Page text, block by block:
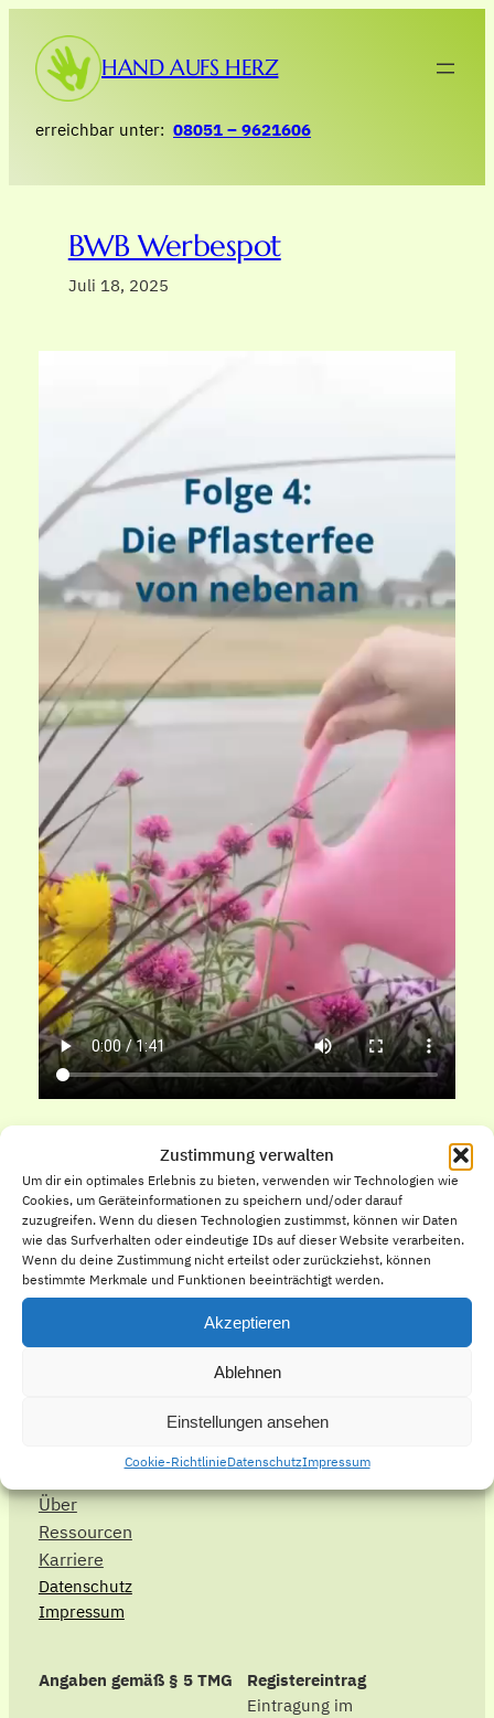
Zustimmung verwalten
Um dir ein optimales Erlebnis zu bieten, verwenden wir Technologien wie
Cookies, um Geräteinformationen zu speichern und/oder darauf
zuzugreifen. Wenn du diesen Technologien zustimmst, können wir Daten
wie das Surfverhalten oder eindeutige IDs auf dieser Website verarbeiten.
Wenn du deine Zustimmung nicht erteilst oder zurückziehst, können
bestimmte Merkmale und Funktionen beeinträchtigt werden.
Akzeptieren
Ablehnen
Einstellungen ansehen
Cookie-RichtlinieDatenschutzImpressum
Inhalt
springen
HAND AUFS HERZ
erreichbar unter: 08051 – 9621606
BWB Werbespot
Juli 18, 2025
Enrico Boehmer
Interresantes
Über
Ressourcen
Karriere
Datenschutz
Impressum
Angaben gemäß § 5 TMG
Registereintrag
Eintragung im